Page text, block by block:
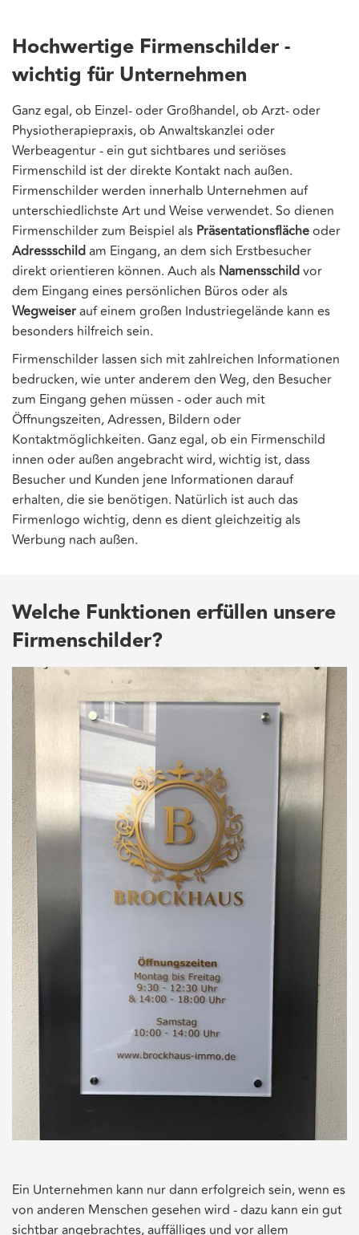
Hochwertige Firmenschilder -
wichtig für Unternehmen
Ganz egal, ob Einzel- oder Großhandel, ob Arzt- oder
Physiotherapiepraxis, ob Anwaltskanzlei oder
Werbeagentur - ein gut sichtbares und seriöses
Firmenschild ist der direkte Kontakt nach außen.
Firmenschilder werden innerhalb Unternehmen auf
unterschiedlichste Art und Weise verwendet. So dienen
Firmenschilder zum Beispiel als Präsentationsflächeoder
Adressschildam Eingang, an dem sich Erstbesucher
direkt orientieren können. Auch als Namensschildvor
dem Eingang eines persönlichen Büros oder als
Wegweiserauf einem großen Industriegelände kann es
besonders hilfreich sein.
Firmenschilder lassen sich mit zahlreichen Informationen
bedrucken, wie unter anderem den Weg, den Besucher
zum Eingang gehen müssen - oder auch mit
Öffnungszeiten, Adressen, Bildern oder
Kontaktmöglichkeiten. Ganz egal, ob ein Firmenschild
innen oder außen angebracht wird, wichtig ist, dass
Besucher und Kunden jene Informationen darauf
erhalten, die sie benötigen. Natürlich ist auch das
Firmenlogo wichtig, denn es dient gleichzeitig als
Werbung nach außen.
Welche Funktionen erfüllen unsere
Firmenschilder?
Ein Unternehmen kann nur dann erfolgreich sein, wenn es
von anderen Menschen gesehen wird - dazu kann ein gut
sichtbar angebrachtes, auffälliges und vor allem